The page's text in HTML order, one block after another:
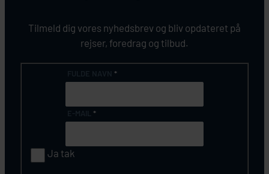
Tilmeld dig vores nyhedsbrev og bliv opdateret på
rejser, foredrag og tilbud.
*
*
Ja tak